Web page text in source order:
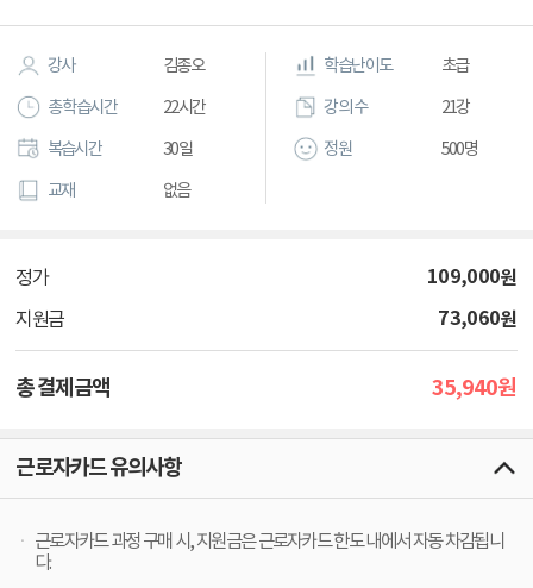
강사 김종오
총 학습시간 22시간
복습시간 30일
교재 없음
학습난이도 초급
강의 수 21강
정원 500명
정가 109,000원
지원금 73,060원
총 결제금액 35,940원
근로자카드 유의사항
근로자카드 과정 구매 시, 지원금은 근로자카드 한도 내에서 자동 차감됩니
다.